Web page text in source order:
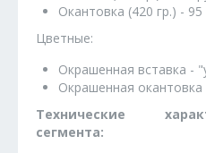
Окантовка (420 гр.) -
Цветные:
Окрашенная вставка -
Окрашенная
Технические
сегмента: